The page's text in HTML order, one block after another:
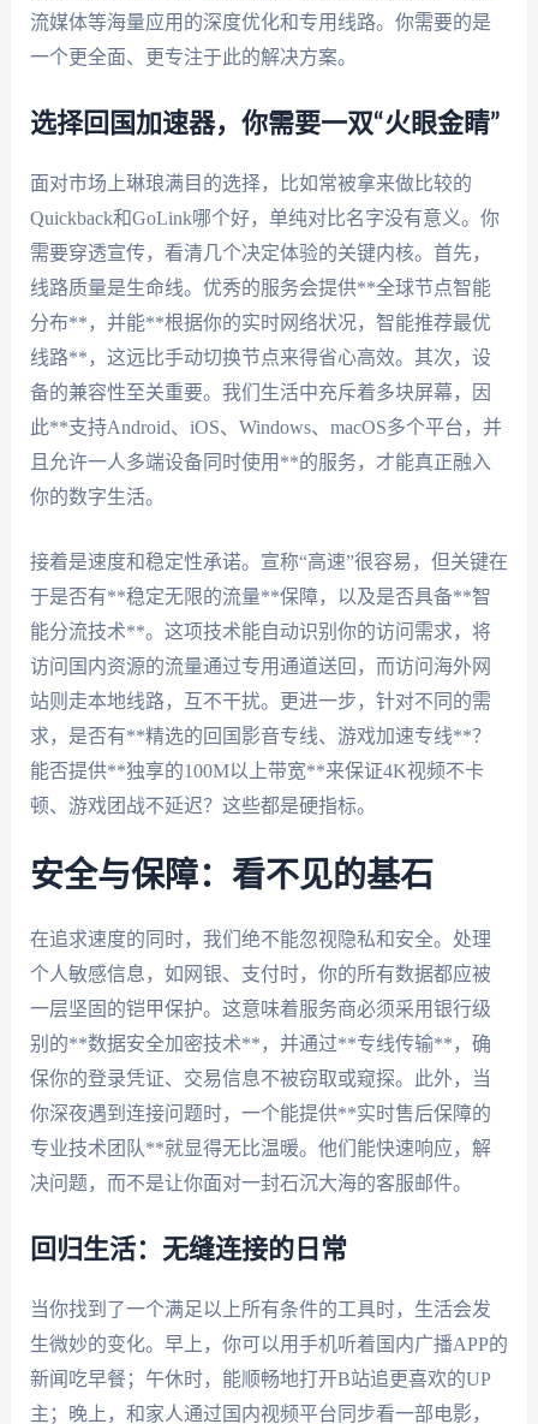
流媒体等海量应用的深度优化和专用线路。你需要的是
一个更全面、更专注于此的解决方案。
选择回国加速器，你需要一双“火眼金睛”
面对市场上琳琅满目的选择，比如常被拿来做比较的
Quickback和GoLink哪个好，单纯对比名字没有意义。你
需要穿透宣传，看清几个决定体验的关键内核。首先，
线路质量是生命线。优秀的服务会提供**全球节点智能
分布**，并能**根据你的实时网络状况，智能推荐最优
线路**，这远比手动切换节点来得省心高效。其次，设
备的兼容性至关重要。我们生活中充斥着多块屏幕，因
此**支持Android、iOS、Windows、macOS多个平台，并
且允许一人多端设备同时使用**的服务，才能真正融入
你的数字生活。
接着是速度和稳定性承诺。宣称“高速”很容易，但关键在
于是否有**稳定无限的流量**保障，以及是否具备**智
能分流技术**。这项技术能自动识别你的访问需求，将
访问国内资源的流量通过专用通道送回，而访问海外网
站则走本地线路，互不干扰。更进一步，针对不同的需
求，是否有**精选的回国影音专线、游戏加速专线**？
能否提供**独享的100M以上带宽**来保证4K视频不卡
顿、游戏团战不延迟？这些都是硬指标。
安全与保障：看不见的基石
在追求速度的同时，我们绝不能忽视隐私和安全。处理
个人敏感信息，如网银、支付时，你的所有数据都应被
一层坚固的铠甲保护。这意味着服务商必须采用银行级
别的**数据安全加密技术**，并通过**专线传输**，确
保你的登录凭证、交易信息不被窃取或窥探。此外，当
你深夜遇到连接问题时，一个能提供**实时售后保障的
专业技术团队**就显得无比温暖。他们能快速响应，解
决问题，而不是让你面对一封石沉大海的客服邮件。
回归生活：无缝连接的日常
当你找到了一个满足以上所有条件的工具时，生活会发
生微妙的变化。早上，你可以用手机听着国内广播APP的
新闻吃早餐；午休时，能顺畅地打开B站追更喜欢的UP
主；晚上，和家人通过国内视频平台同步看一部电影，